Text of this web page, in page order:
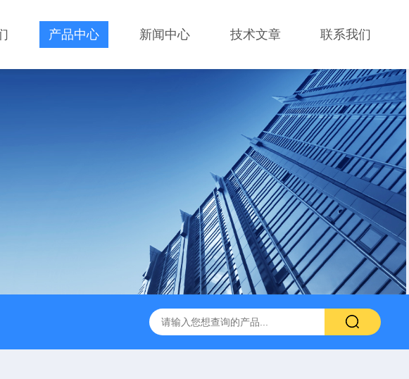
产品中心 新闻中心 技术文章 联系我们
装劲价供Vogel TYP:MPS 1 ID:281875 A-NR:417291 原装供应美国Parker